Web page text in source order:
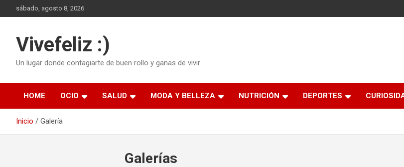
al
sábado, agosto 8, 2026
Vivefeliz :)
Un lugar donde contagiarte de buen rollo y ganas de vivir
HOME OCIO SALUD MODA Y BELLEZA NUTRICIÓN DEPORTES
Inicio Galería
Galerías